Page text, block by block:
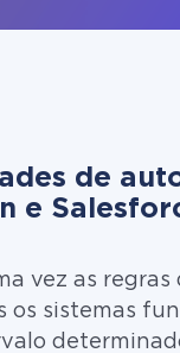
de
e
vez as regras
os sistemas